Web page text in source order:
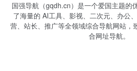
国强导航（gqdh.cn）是一个爱国主题的
了海量的 AI工具、影视、二次元、办公
营、站长、推广等全领域综合导航网站，
合网址导航。